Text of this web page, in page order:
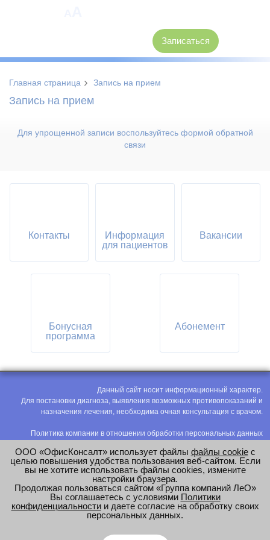
Записаться
Главная страница › Запись на прием
Запись на прием
Для упрощенной записи воспользуйтесь формой обратной
связи
Контакты
Информация
для пациентов
Вакансии
Бонусная
программа
Абонемент
Данный сайт носит информационный характер.
Для постановки диагноза, выявления возможных противопоказаний и
назначения лечения, необходима очная консультация с врачом.
Политика компании в отношении обработки персональных данных
Соглашение на обработку персональных данных
Оценка труда
e-mail:office@modus-leo.ru
ООО «ОфисКонсалт» использует файлы файлы cookieс
целью повышения удобства пользования веб-сайтом. Если
вы не хотите использовать файлы cookies, измените
настройки браузера.
Продолжая пользоваться сайтом «Группа компаний ЛеО»
Вы соглашаетесь с условиями Политики
конфиденциальностии даете согласие на обработку своих
персональных данных.